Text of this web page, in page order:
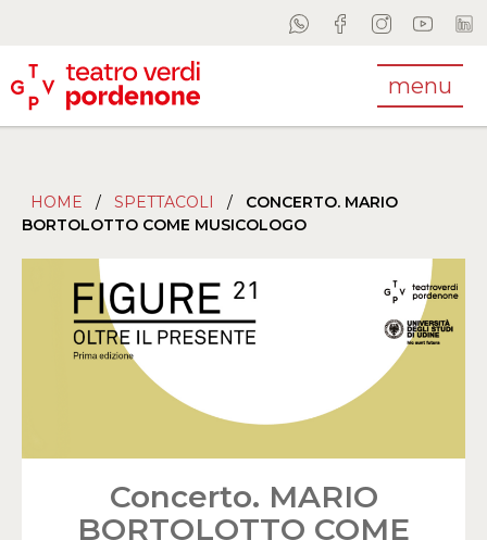
menu
HOME / SPETTACOLI /
CONCERTO. MARIO
BORTOLOTTO COME MUSICOLOGO
Concerto. MARIO
BORTOLOTTO COME